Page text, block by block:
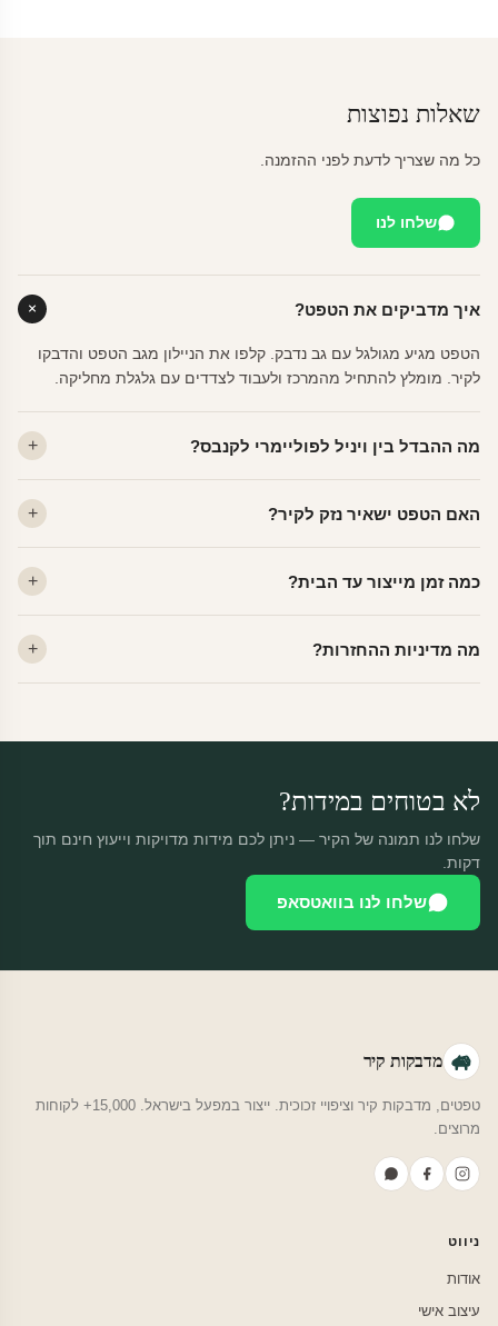
שאלות נפוצות
כל מה שצריך לדעת לפני ההזמנה.
שלחו לנו
איך מדביקים את הטפט?
הטפט מגיע מגולגל עם גב נדבק. קלפו את הניילון מגב הטפט והדבקו
לקיר. מומלץ להתחיל מהמרכז ולעבוד לצדדים עם גלגלת מחליקה.
מה ההבדל בין ויניל לפוליימרי לקנבס?
פרמיום. קנבס — בד אמנותי יוקרתי, מט.
האם הטפט ישאיר נזק לקיר?
מתאים לקיר מטויח, גבס, קרמיקה וזכוכית.
כמה זמן מייצור עד הבית?
יוצאות באותו יום.
מה מדיניות ההחזרות?
לא בטוחים במידות?
שלחו לנו תמונה של הקיר — ניתן לכם מידות מדויקות וייעוץ חינם תוך
דקות.
שלחו לנו בוואטסאפ
מדבקות קיר
טפטים, מדבקות קיר וציפויי זכוכית. ייצור במפעל בישראל. 15,000+ לקוחות
מרוצים.
ניווט
אודות
עיצוב אישי